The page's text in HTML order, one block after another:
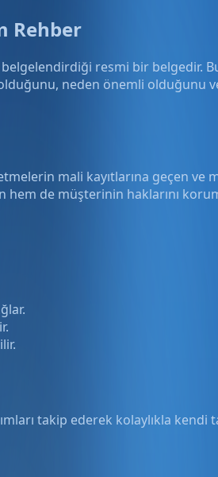
Rehber
belgelendirdiği resmi bir
neden önemli olduğunu
mali kayıtlarına geçen ve
hem de müşterinin haklarını
takip ederek kolaylıkla